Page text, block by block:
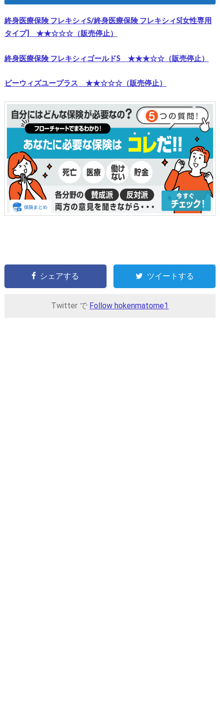
終身医療保険 フレキシィS/終身医療保険 フレキシィS[女性専用
タイプ] ★★☆☆☆（販売停止）
終身医療保険 フレキシィゴールドS ★★★☆☆（販売停止）
ビーウィズユープラス ★★☆☆☆（販売停止）
シェアする ツイートする
Twitter で Follow hokenmatome1